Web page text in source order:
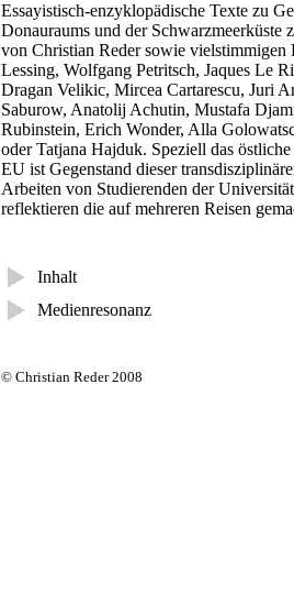
Essayistisch-enzyklopädische Texte zu
Donauraums und der
von Christian Reder sowie vielstimmigen
Lessing, Wolfgang Petritsch, Jaques Le
Dragan Velikic, Mircea Cartarescu, Juri
Saburow, Anatolij Achutin, Mustafa
Rubinstein, Erich Wonder, Alla
oder Tatjana Hajduk. Speziell das
EU ist Gegenstand dieser
Arbeiten von Studierenden der
reflektieren die auf mehreren Reisen
Inhalt
Medienresonanz
© Christian Reder 2008